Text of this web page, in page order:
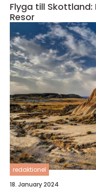
Flyga till Skottland:
Resor
redaktionel
18. January 2024